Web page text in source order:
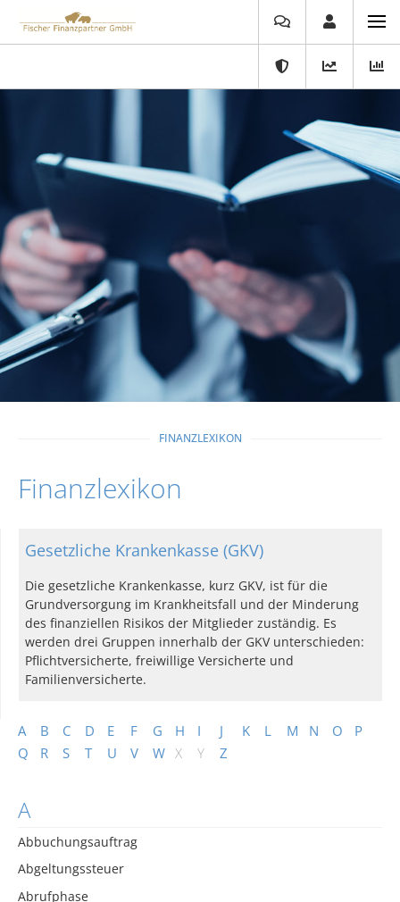
FINANZLEXIKON
Finanzlexikon
A B C D E F G H I J K L M N O
P
Q
R S T U V W X Y Z
A
Abbuchungsauftrag
Abgeltungssteuer
Abrufphase
Gesetzliche Krankenkasse (GKV)
Die gesetzliche Krankenkasse, kurz GKV, ist für die
Grundversorgung im Krankheitsfall und der Minderung
des finanziellen Risikos der Mitglieder zuständig. Es
werden drei Gruppen innerhalb der GKV unterschieden:
Pflichtversicherte, freiwillige Versicherte und
Familienversicherte.